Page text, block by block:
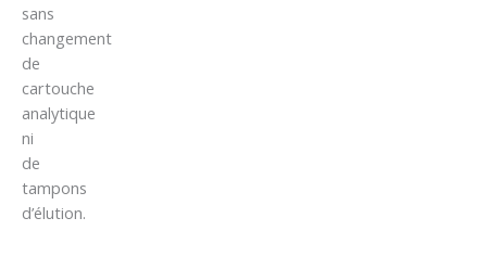
sans
changement
de
cartouche
analytique
ni
de
tampons
d’élution.